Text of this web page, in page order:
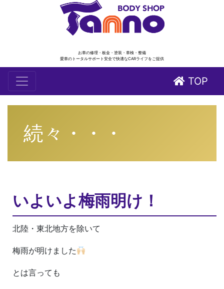
お車の修理・板金・塗装・車検・整備
愛車のトータルサポート安全で快適なCARライフをご提供
TOP
続々・・・
いよいよ梅雨明け！
北陸・東北地方を除いて
梅雨が明けました
とは言っても